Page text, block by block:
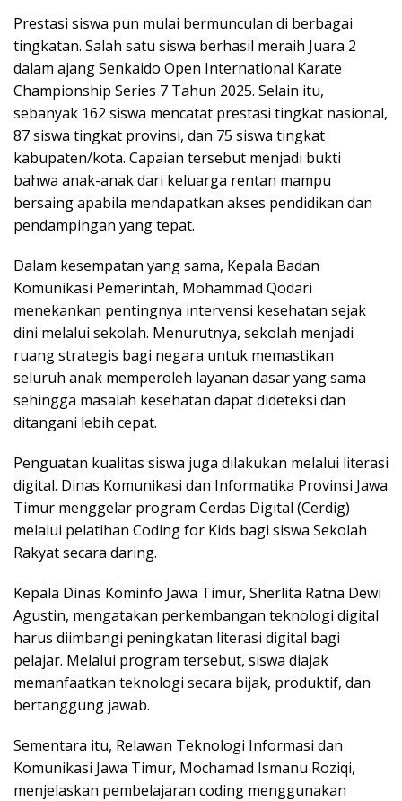
Prestasi siswa pun mulai bermunculan di berbagai
tingkatan. Salah satu siswa berhasil meraih Juara 2
dalam ajang Senkaido Open International Karate
Championship Series 7 Tahun 2025. Selain itu,
sebanyak 162 siswa mencatat prestasi tingkat nasional,
87 siswa tingkat provinsi, dan 75 siswa tingkat
kabupaten/kota. Capaian tersebut menjadi bukti
bahwa anak-anak dari keluarga rentan mampu
bersaing apabila mendapatkan akses pendidikan dan
pendampingan yang tepat.
Dalam kesempatan yang sama, Kepala Badan
Komunikasi Pemerintah, Mohammad Qodari
menekankan pentingnya intervensi kesehatan sejak
dini melalui sekolah. Menurutnya, sekolah menjadi
ruang strategis bagi negara untuk memastikan
seluruh anak memperoleh layanan dasar yang sama
sehingga masalah kesehatan dapat dideteksi dan
ditangani lebih cepat.
Penguatan kualitas siswa juga dilakukan melalui literasi
digital. Dinas Komunikasi dan Informatika Provinsi Jawa
Timur menggelar program Cerdas Digital (Cerdig)
melalui pelatihan Coding for Kids bagi siswa Sekolah
Rakyat secara daring.
Kepala Dinas Kominfo Jawa Timur, Sherlita Ratna Dewi
Agustin, mengatakan perkembangan teknologi digital
harus diimbangi peningkatan literasi digital bagi
pelajar. Melalui program tersebut, siswa diajak
memanfaatkan teknologi secara bijak, produktif, dan
bertanggung jawab.
Sementara itu, Relawan Teknologi Informasi dan
Komunikasi Jawa Timur, Mochamad Ismanu Roziqi,
menjelaskan pembelajaran coding menggunakan